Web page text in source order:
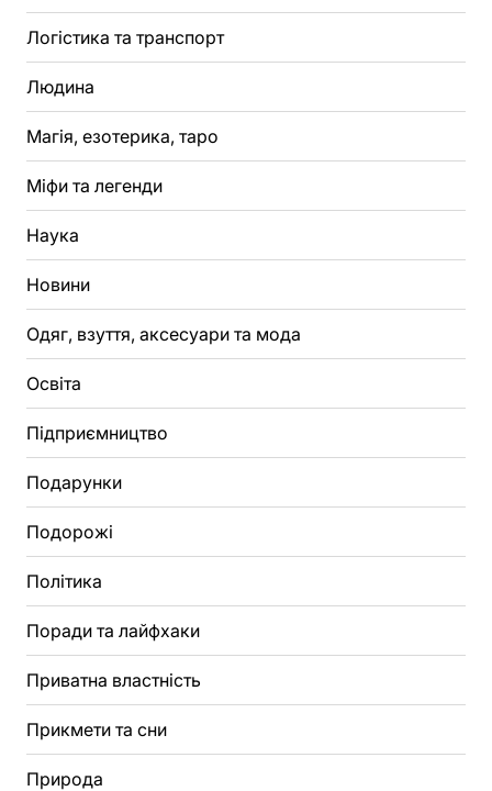
Логістика та транспорт
Людина
Магія, езотерика, таро
Міфи та легенди
Наука
Новини
Одяг, взуття, аксесуари та мода
Освіта
Підприємництво
Подарунки
Подорожі
Політика
Поради та лайфхаки
Приватна властність
Прикмети та сни
Природа